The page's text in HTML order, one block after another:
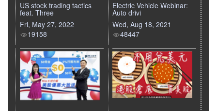
US stock trading tactics
feat. Three
Fri, May 27, 2022
19158
Electric Vehicle Webinar:
Auto drivi
Wed, Aug 18, 2021
48447